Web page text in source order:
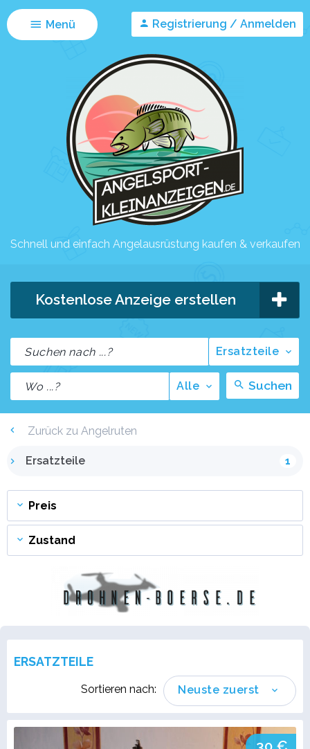
Menü Registrierung / Anmelden
Schnell und einfach Angelausrüstung kaufen & verkaufen
Kostenlose Anzeige erstellen
Ersatzteile
Alle Suchen
Zurück zu Angelruten
Ersatzteile 1
Preis
Zustand
ERSATZTEILE
Neuste zuerst
Sortieren nach: